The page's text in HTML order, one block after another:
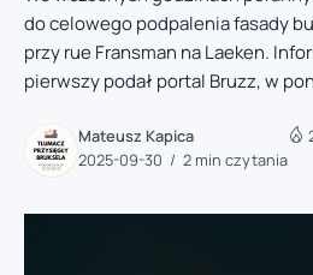
do celowego podpalenia fasady
przy rue Fransman na Laeken.
pierwszy podał portal Bruzz, w
Mateusz Kapica
2025-09-30
2 min czytania